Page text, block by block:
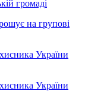
громаді
на групові
України
України